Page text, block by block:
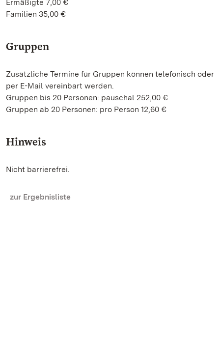
Ermäßigte 7,00 €
Familien 35,00 €
Gruppen
Zusätzliche Termine für Gruppen können telefonisch oder
per E-Mail vereinbart werden.
Gruppen bis 20 Personen: pauschal 252,00 €
Gruppen ab 20 Personen: pro Person 12,60 €
Hinweis
Nicht barrierefrei.
zur Ergebnisliste